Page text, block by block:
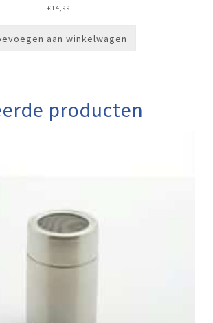
€14,99
aan winkelwagen
producten